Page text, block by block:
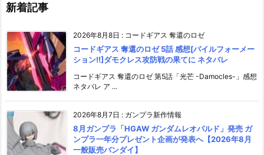
新着記事
2026年8月8日 : コードギアス 奪還のロゼ
コードギアス 奪還のロゼ 5話 感想[パイルフォーメー
ション!!]ダモクレス攻防戦の果てに ネタバレ
コードギアス 奪還のロゼ 第5話「光芒 -Damocles-」感想
ネタバレ ア ...
2026年8月7日 : ガンプラ新作情報
8月ガンプラ「HGAW ガンダムレオパルド」発売 ガ
ンプラ一年分プレゼント企画が発表へ【2026年8月
一般販売バンダイ】